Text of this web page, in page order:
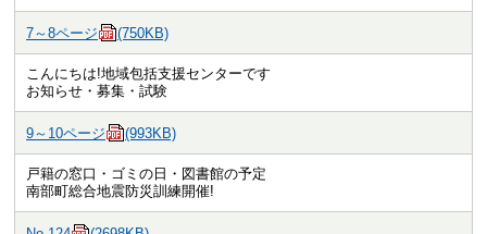
7～8ページ (750KB)
こんにちは!地域包括支援センターです
お知らせ・募集・試験
9～10ページ (993KB)
戸籍の窓口・ゴミの日・図書館の予定
南部町総合地震防災訓練開催!